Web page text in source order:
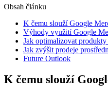
Obsah článku
K čemu slouží Google
Výhody využití Google
Jak optimalizovat
Jak zvýšit prodeje
Future Outlook
K čemu slouží